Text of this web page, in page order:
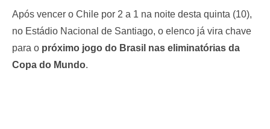
Após vencer o Chile por 2 a 1 na noite desta quinta (10),
no Estádio Nacional de Santiago, o elenco já vira chave
para o próximo jogo do Brasil nas eliminatórias da
Copa do Mundo.